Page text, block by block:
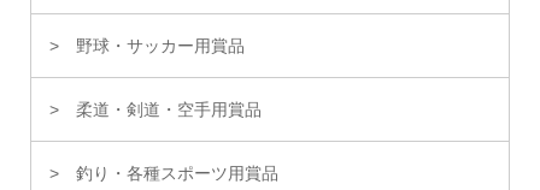
野球・サッカー用賞品
柔道・剣道・空手用賞品
釣り・各種スポーツ用賞品